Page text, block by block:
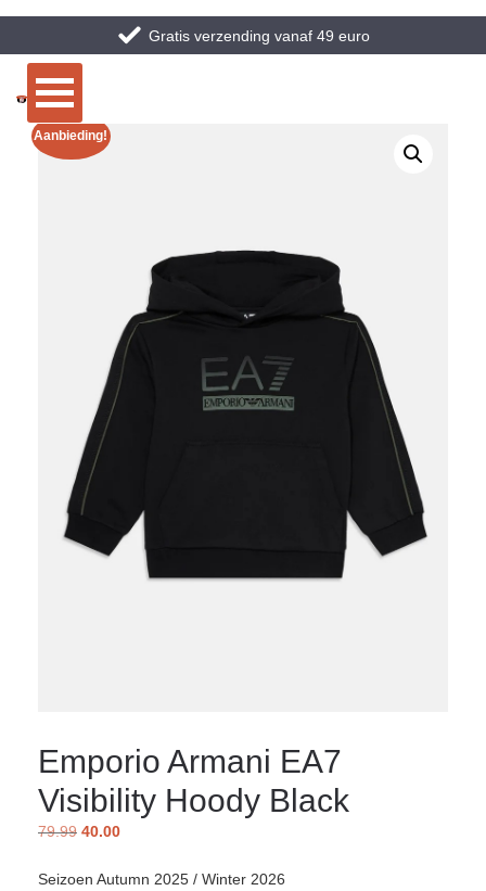
Gratis verzending vanaf 49 euro
Aanbieding!
Emporio Armani EA7
Visibility Hoody Black
79.99 40.00
Seizoen Autumn 2025 / Winter 2026